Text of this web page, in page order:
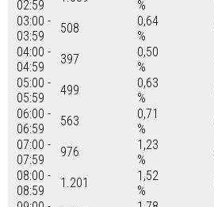
02:59
%
03:00 -
03:59
508
0,64
%
04:00 -
04:59
397
0,50
%
05:00 -
05:59
499
0,63
%
06:00 -
06:59
563
0,71
%
07:00 -
07:59
976
1,23
%
08:00 -
08:59
1.201
1,52
%